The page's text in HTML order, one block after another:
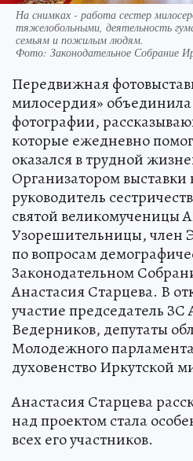
На снимках - работа сестер
тяжелобольными, деятельность
семьям и пожилым людям.
Фото: Законодательное Собрание
Передвижная
милосердия»
фотографии,
которые ежедневно
оказался в трудной
Организатором выставки
руководитель
святой великомученицы
Узорешительницы, член
по вопросам
Законодательном
Анастасия Старцева. В
участие председатель ЗС
Ведерников, депутаты
Молодежного
духовенство Иркутской
Анастасия Старцева
над проектом стала
всех его участников.